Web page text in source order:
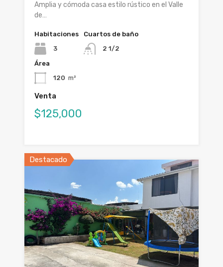
Amplia y cómoda casa estilo rústico en el Valle
de…
Habitaciones
3
Cuartos de baño
2 1/2
Área
120 m²
Venta
$125,000
Destacado